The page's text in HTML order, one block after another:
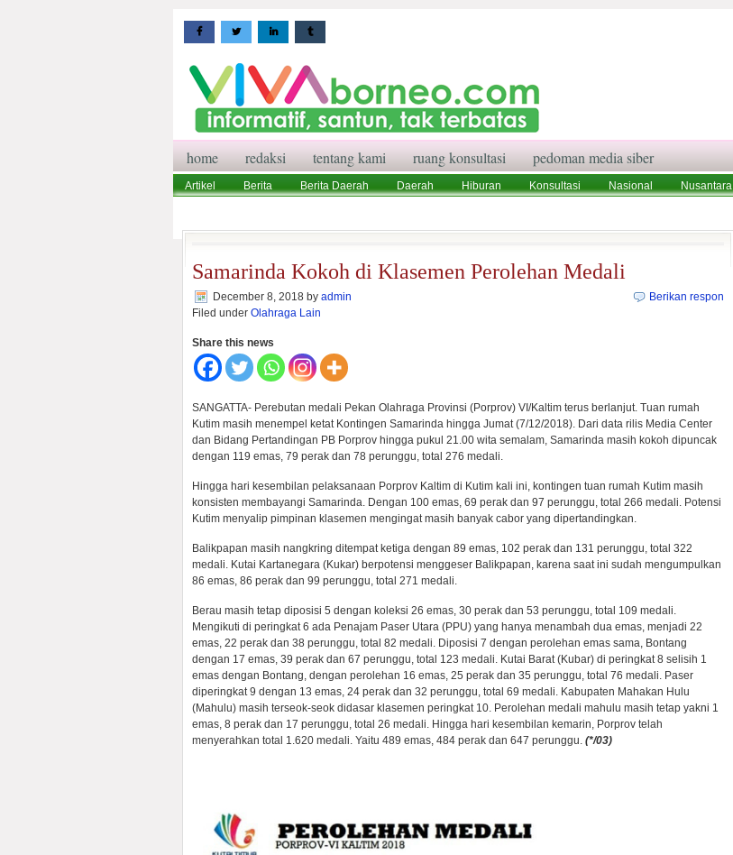
home redaksi tentang kami ruang konsultasi pedoman media siber
Artikel Berita Berita Daerah Daerah Hiburan Konsultasi Nasional Nusantara
Samarinda Kokoh di Klasemen Perolehan Medali
December 8, 2018 by admin
Filed under Olahraga Lain
Berikan respon
Share this news
SANGATTA- Perebutan medali Pekan Olahraga Provinsi (Porprov) VI/Kaltim terus berlanjut. Tuan rumah
Kutim masih menempel ketat Kontingen Samarinda hingga Jumat (7/12/2018). Dari data rilis Media Center
dan Bidang Pertandingan PB Porprov hingga pukul 21.00 wita semalam, Samarinda masih kokoh dipuncak
dengan 119 emas, 79 perak dan 78 perunggu, total 276 medali.
Hingga hari kesembilan pelaksanaan Porprov Kaltim di Kutim kali ini, kontingen tuan rumah Kutim masih
konsisten membayangi Samarinda. Dengan 100 emas, 69 perak dan 97 perunggu, total 266 medali. Potensi
Kutim menyalip pimpinan klasemen mengingat masih banyak cabor yang dipertandingkan.
Balikpapan masih nangkring ditempat ketiga dengan 89 emas, 102 perak dan 131 perunggu, total 322
medali. Kutai Kartanegara (Kukar) berpotensi menggeser Balikpapan, karena saat ini sudah mengumpulkan
86 emas, 86 perak dan 99 perunggu, total 271 medali.
Berau masih tetap diposisi 5 dengan koleksi 26 emas, 30 perak dan 53 perunggu, total 109 medali.
Mengikuti di peringkat 6 ada Penajam Paser Utara (PPU) yang hanya menambah dua emas, menjadi 22
emas, 22 perak dan 38 perunggu, total 82 medali. Diposisi 7 dengan perolehan emas sama, Bontang
dengan 17 emas, 39 perak dan 67 perunggu, total 123 medali. Kutai Barat (Kubar) di peringkat 8 selisih 1
emas dengan Bontang, dengan perolehan 16 emas, 25 perak dan 35 perunggu, total 76 medali. Paser
diperingkat 9 dengan 13 emas, 24 perak dan 32 perunggu, total 69 medali. Kabupaten Mahakan Hulu
(Mahulu) masih terseok-seok didasar klasemen peringkat 10. Perolehan medali mahulu masih tetap yakni 1
emas, 8 perak dan 17 perunggu, total 26 medali. Hingga hari kesembilan kemarin, Porprov telah
menyerahkan total 1.620 medali. Yaitu 489 emas, 484 perak dan 647 perunggu. (*/03)